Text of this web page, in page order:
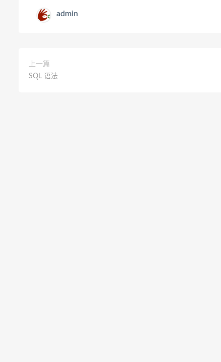
admin
上一篇
SQL 语法